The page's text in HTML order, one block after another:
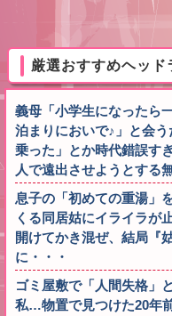
厳選おすすめヘッド
義母「小学生になったら
泊まりにおいで♪」と会
乗った」とか時代錯誤す
人で遠出させようとする
息子の「初めての重湯」
くる同居姑にイライラが
開けてかき混ぜ、結局『
に・・・
ゴミ屋敷で「人間失格」
私…物置で見つけた20年